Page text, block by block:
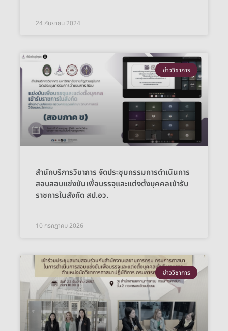
24 กันยายน 2024
ข่าววิชาการ
สำนักบริการวิชาการ จัดประชุมกรรมการดำเนินการ
สอบสอบแข่งขันเพื่อบรรจุและแต่งตั้งบุคคลเข้ารับ
ราชการในสังกัด สป.อว.
10 กรกฎาคม 2026
ข่าววิชาการ